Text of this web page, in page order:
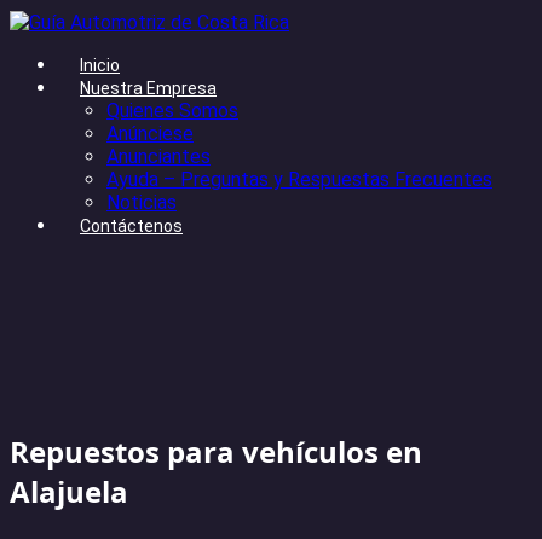
Inicio
Nuestra Empresa
Quienes Somos
Anúnciese
Anunciantes
Ayuda – Preguntas y Respuestas Frecuentes
Noticias
Contáctenos
Repuestos para vehículos en
Alajuela